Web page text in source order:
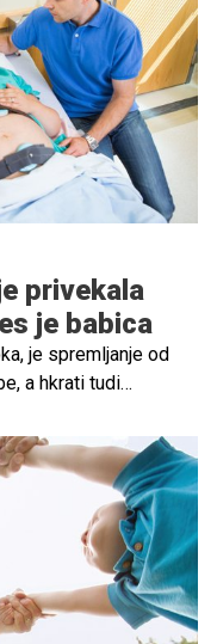
privekala
je babica
je spremljanje od
a hkrati tudi
in babic, Saša
porodna izkušnja,
ki so imeli težko
pomoč
trenutke. Tukaj sem
kljub vsemu
dodaja.